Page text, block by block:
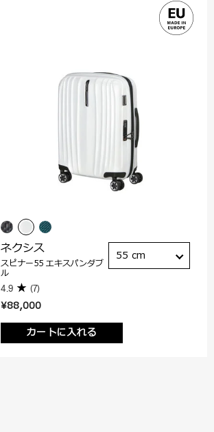
¥88,000
カートに入れる
ネクシス
スピナー55 エキスパンダブ
ル
4.9 (7)
55 cm